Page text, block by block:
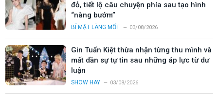
đỏ, tiết lộ câu chuyện phía sau tạo hình
“nàng bướm”
BÍ MẬT LÀNG MỐT 03/08/2026
Gin Tuấn Kiệt thừa nhận từng thu mình và
mất dần sự tự tin sau những áp lực từ dư
luận
SHOW HAY 03/08/2026